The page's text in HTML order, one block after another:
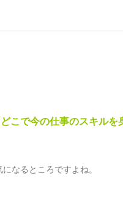
どこで今の仕事のスキルを
なるところですよね。